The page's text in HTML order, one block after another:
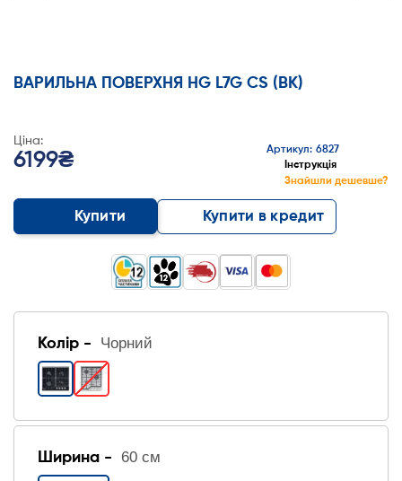
ВАРИЛЬНА ПОВЕРХНЯ HG L7G CS (BK)
Ціна:
6199₴
Артикул: 6827
Інструкція
Знайшли дешевше?
Купити Купити в кредит
Колір - Чорний
Ширина - 60 см